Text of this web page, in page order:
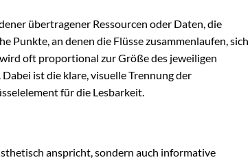
übertragener Ressourcen oder Daten, die
an denen die Flüsse zusammenlaufen, sich
oft proportional zur Größe des jeweiligen
ist die klare, visuelle Trennung der
für die Lesbarkeit.
anspricht, sondern auch informative